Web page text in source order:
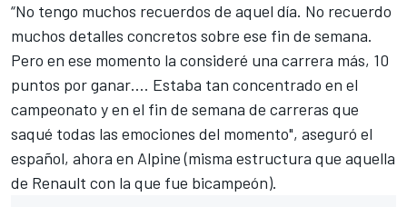
“No tengo muchos recuerdos de aquel día. No recuerdo
muchos detalles concretos sobre ese fin de semana.
Pero en ese momento la consideré una carrera más, 10
puntos por ganar…. Estaba tan concentrado en el
campeonato y en el fin de semana de carreras que
saqué todas las emociones del momento", aseguró el
español, ahora en Alpine(misma estructura que aquella
de Renault con la que fue bicampeón).